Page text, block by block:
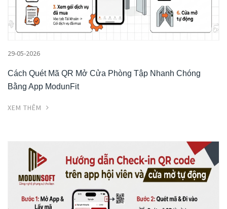
29-05-2026
Cách Quét Mã QR Mở Cửa Phòng Tập Nhanh Chóng
Bằng App ModunFit
XEM THÊM